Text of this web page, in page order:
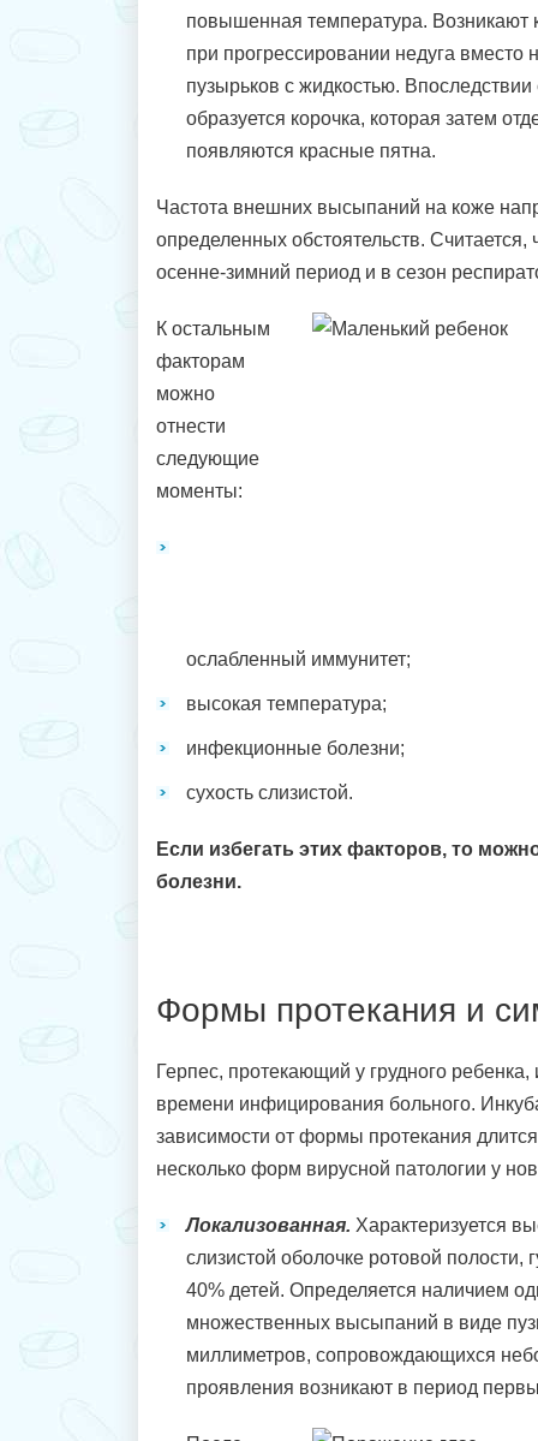
повышенная температура. Возникают
при прогрессировании недуга вместо
пузырьков с жидкостью. Впоследствии
образуется корочка, которая затем
появляются красные пятна.
Частота внешних высыпаний на коже
определенных обстоятельств. Считается,
осенне-зимний период и в сезон
К остальным
факторам
можно
отнести
следующие
моменты:
ослабленный иммунитет;
высокая температура;
инфекционные болезни;
сухость слизистой.
Если избегать этих факторов, то
болезни.
Формы протекания и
Герпес, протекающий у грудного ребенка,
времени инфицирования больного.
зависимости от формы протекания
несколько форм вирусной патологии у
Локализованная. Характеризуется
слизистой оболочке ротовой полости,
40% детей. Определяется наличием
множественных высыпаний в виде
миллиметров, сопровождающихся
проявления возникают в период